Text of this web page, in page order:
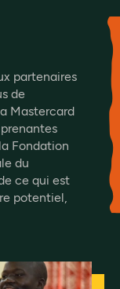
partenaires
de
Mastercard
Fondation
du
ce qui est
potentiel,